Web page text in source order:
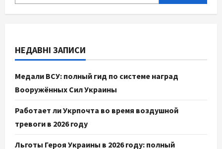
НЕДАВНІ ЗАПИСИ
Медали ВСУ: полный гид по системе наград
Вооружённых Сил Украины
Работает ли Укрпочта во время воздушной
тревоги в 2026 году
Льготы Героя Украины в 2026 году: полный